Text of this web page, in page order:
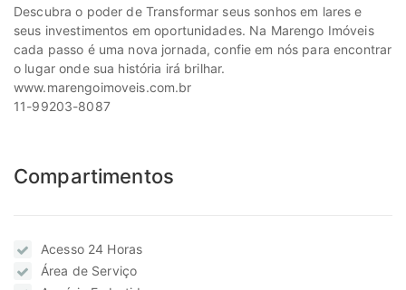
Descubra o poder de Transformar seus sonhos em lares e
seus investimentos em oportunidades. Na Marengo Imóveis
cada passo é uma nova jornada, confie em nós para encontrar
o lugar onde sua história irá brilhar.
www.marengoimoveis.com.br
11-99203-8087
Compartimentos
Acesso 24 Horas
Área de Serviço